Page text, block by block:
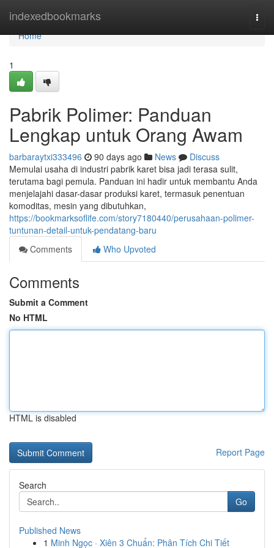
indexedbookmarks
Home
Home
1
Pabrik Polimer: Panduan
Lengkap untuk Orang Awam
barbaraytxi333496 90 days ago News
Discuss
Memulai usaha di industri pabrik karet bisa jadi terasa sulit,
terutama bagi pemula. Panduan ini hadir untuk membantu Anda
menjelajahi dasar-dasar produksi karet, termasuk penentuan
komoditas, mesin yang dibutuhkan,
https://bookmarksoflife.com/story7180440/perusahaan-polimer-
tuntunan-detail-untuk-pendatang-baru
Comments
Who Upvoted
Comments
Submit a Comment
No HTML
HTML is disabled
Report Page
Search
Go
Published News
1 Minh Ngọc · Xiên 3 Chuẩn: Phân Tích Chi Tiết